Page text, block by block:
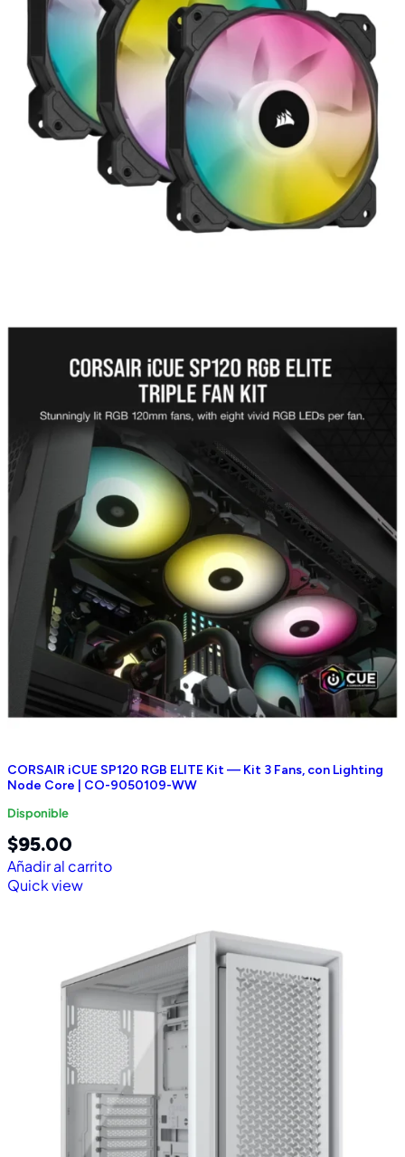
CORSAIR iCUE SP120 RGB ELITE Kit — Kit 3 Fans, con Lighting
Node Core | CO-9050109-WW
Disponible
$95.00
Añadir al carrito
Quick view